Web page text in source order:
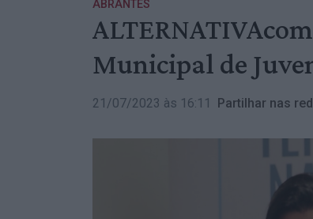
ABRANTES
Municipal de
21/07/2023 às 16:11 Partilhar nas